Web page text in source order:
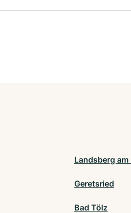
Landsberg am
Geretsried
Bad Tölz